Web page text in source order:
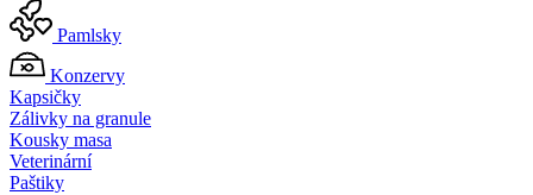
Pamlsky
Konzervy
Kapsičky
Zálivky na granule
Kousky masa
Veterinární
Paštiky